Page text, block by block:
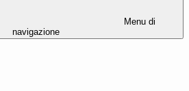
Menu di
navigazione